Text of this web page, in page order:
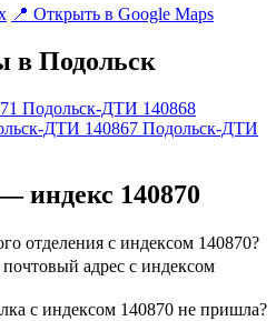
📍 Открыть в Google Maps
в Подольск
Подольск-ДТИ 140868
ДТИ 140867 Подольск-ДТИ
индекс 140870
отделения с индексом 140870?
адрес с индексом
с индексом 140870 не пришла?